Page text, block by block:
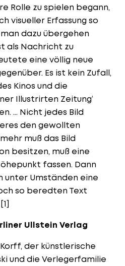
Rolle zu spielen begann,
visueller Erfassung so
dazu übergehen
als Nachricht zu
eine völlig neue
Es ist kein Zufall,
Kinos und die
Illustrirten Zeitung‘
… Nicht jedes Bild
den gewollten
muß das Bild
besitzen, muß eine
fassen. Dann
unter Umständen eine
so beredten Text
Ullstein Verlag
der künstlerische
und die Verlegerfamilie